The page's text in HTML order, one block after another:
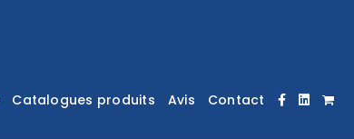
Catalogues produits Avis Contact